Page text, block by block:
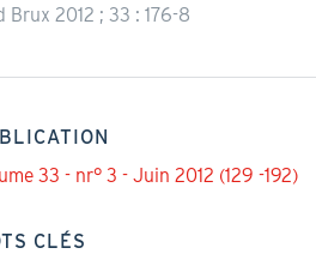
Brux 2012 ; 33 : 176-8
33 - nr° 3 - Juin 2012 (129 -192)
CLÉS